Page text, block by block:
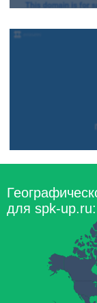
для spk-up.ru: